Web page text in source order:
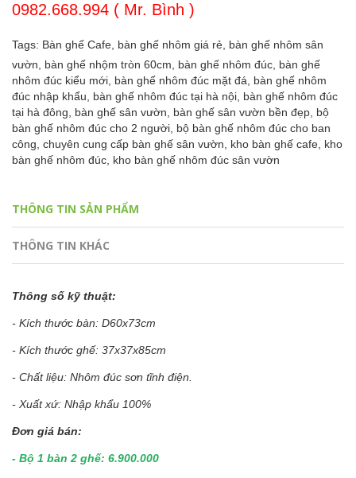
0982.668.994 ( Mr. Bình )
Tags: Bàn ghế Cafe, bàn ghế nhôm giá rẻ, bàn ghế nhôm sân
vườn, bàn ghế nhộm tròn 60cm, bàn ghế nhôm đúc, bàn ghế
nhôm đúc kiểu mới, bàn ghế nhôm đúc mặt đá, bàn ghế nhôm
đúc nhập khẩu, bàn ghế nhôm đúc tại hà nội, bàn ghế nhôm đúc
tại hà đông, bàn ghế sân vườn, bàn ghế sân vườn bền đẹp, bộ
bàn ghế nhôm đúc cho 2 người, bộ bàn ghế nhôm đúc cho ban
công, chuyên cung cấp bàn ghế sân vườn, kho bàn ghế cafe, kho
bàn ghế nhôm đúc, kho bàn ghế nhôm đúc sân vườn
THÔNG TIN SẢN PHẨM
THÔNG TIN KHÁC
Thông số kỹ thuật:
- Kích thước bàn: D60x73cm
- Kích thước ghế: 37x37x85cm
- Chất liệu: Nhôm đúc sơn tĩnh điện.
- Xuất xứ: Nhập khẩu 100%
Đơn giá bán:
- Bộ 1 bàn 2 ghế: 6.900.000